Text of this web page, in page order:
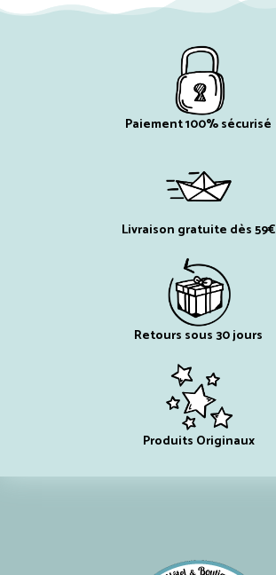
Paiement 100% sécurisé
Livraison gratuite dès 59€
Retours sous 30 jours
Produits Originaux